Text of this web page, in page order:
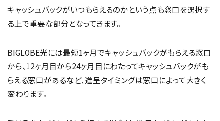
キャッシュバックがいつもらえるのかという点も窓口を選択す
る上で重要な部分となってきます。
BIGLOBE光には最短1ヶ月でキャッシュバックがもらえる窓口
から、12ヶ月目から24ヶ月目にわたってキャッシュバックがも
らえる窓口があるなど、進呈タイミングは窓口によって大きく
変わります。